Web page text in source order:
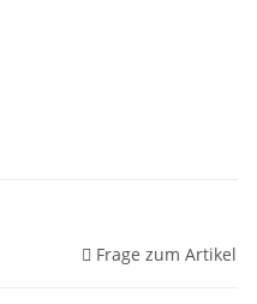
Frage zum Artikel